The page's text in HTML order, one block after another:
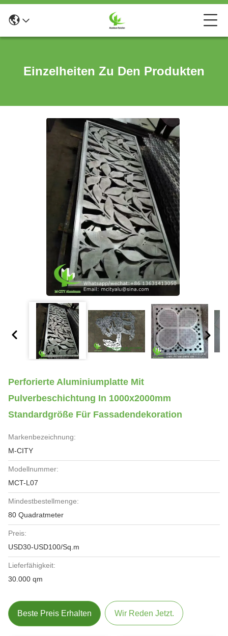
Einzelheiten Zu Den Produkten
Perforierte Aluminiumplatte Mit
Pulverbeschichtung In 1000x2000mm
Standardgröße Für Fassadendekoration
Markenbezeichnung:
M-CITY
Modellnummer:
MCT-L07
Mindestbestellmenge:
80 Quadratmeter
Preis:
USD30-USD100/Sq.m
Lieferfähigkeit:
30.000 qm
Beste Preis Erhalten Wir Reden Jetzt.